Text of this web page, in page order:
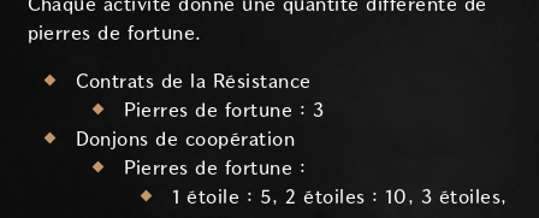
Chaque activité donne une quantité différente de
pierres de fortune.
Contrats de la Résistance
Pierres de fortune : 3
Donjons de coopération
Pierres de fortune :
1 étoile : 5, 2 étoiles : 10, 3 étoiles,